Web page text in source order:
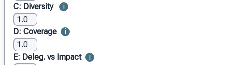
C: Diversity
D: Coverage
E: Deleg. vs Impact